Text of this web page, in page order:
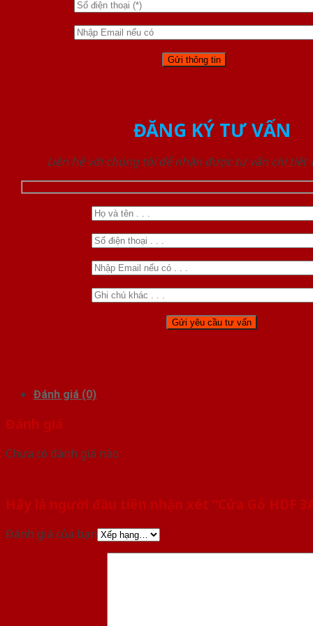
ĐĂNG KÝ TƯ VẤN
Liên hệ với chúng tôi để nhận được tư vấn chi tiết
Đánh giá (0)
Đánh giá
Chưa có đánh giá nào.
Hãy là người đầu tiên nhận xét “Cửa Gỗ HDF
Đánh giá của bạn